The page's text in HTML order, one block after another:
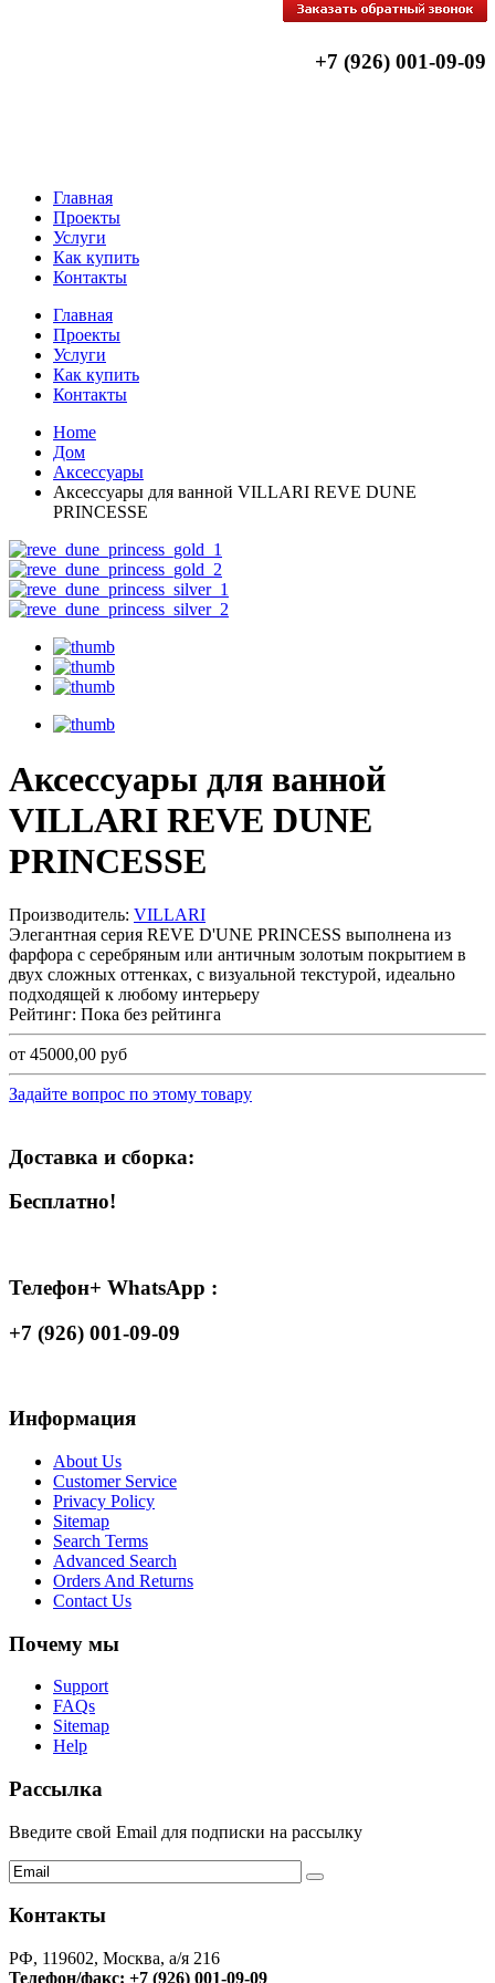
+7 (926) 001-09-09
Главная
Проекты
Услуги
Как купить
Контакты
Главная
Проекты
Услуги
Как купить
Контакты
Home
Дом
Аксессуары
Аксессуары для ванной VILLARI REVE DUNE
PRINCESSE
Аксессуары для ванной
VILLARI REVE DUNE
PRINCESSE
Производитель: VILLARI
Элегантная серия REVE D'UNE PRINCESS выполнена из
фарфора с серебряным или античным золотым покрытием в
двух сложных оттенках, с визуальной текстурой, идеально
подходящей к любому интерьеру
Рейтинг: Пока без рейтинга
от 45000,00 руб
Задайте вопрос по этому товару
Доставка и сборка:
Бесплатно!
Телефон+ WhatsApp :
+7 (926) 001-09-09
Информация
About Us
Customer Service
Privacy Policy
Sitemap
Search Terms
Advanced Search
Orders And Returns
Contact Us
Почему мы
Support
FAQs
Sitemap
Help
Рассылка
Введите свой Email для подписки на рассылку
Контакты
РФ, 119602, Москва, а/я 216
Телефон/факс: +7 (926) 001-09-09